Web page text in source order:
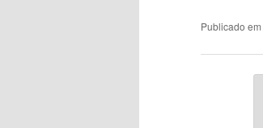
Publicado em